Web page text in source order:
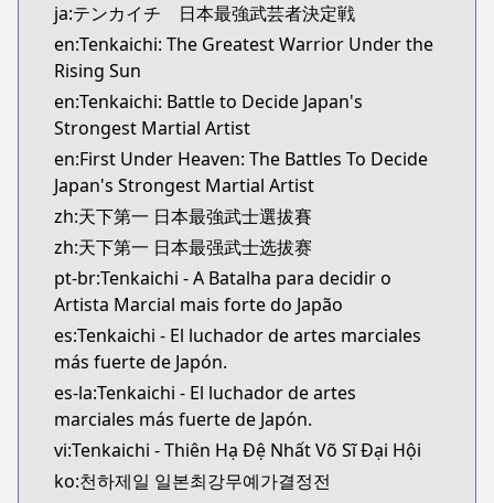
ja:テンカイチ 日本最強武芸者決定戦
en:Tenkaichi: The Greatest Warrior Under the
Rising Sun
en:Tenkaichi: Battle to Decide Japan's
Strongest Martial Artist
en:First Under Heaven: The Battles To Decide
Japan's Strongest Martial Artist
zh:天下第一 日本最強武士選拔賽
zh:天下第一 日本最强武士选拔赛
pt-br:Tenkaichi - A Batalha para decidir o
Artista Marcial mais forte do Japão
es:Tenkaichi - El luchador de artes marciales
más fuerte de Japón.
es-la:Tenkaichi - El luchador de artes
marciales más fuerte de Japón.
vi:Tenkaichi - Thiên Hạ Đệ Nhất Võ Sĩ Đại Hội
ko:천하제일 일본최강무예가결정전